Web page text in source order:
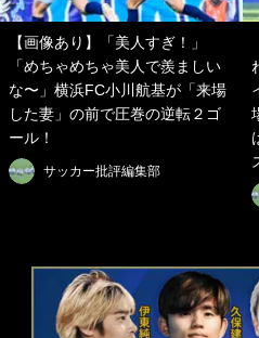
【画像あり】「美人すぎ！」
「めちゃめちゃ美人で羨ましい
な〜」横浜FC小川航基が「来場
した妻」の前で圧巻の逆転２ゴ
ール！
サッカー批評編集部